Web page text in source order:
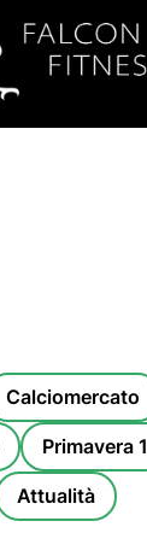
Calciomercato
Primavera 1
Attualità